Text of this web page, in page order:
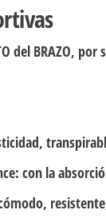
del BRAZO,
con la